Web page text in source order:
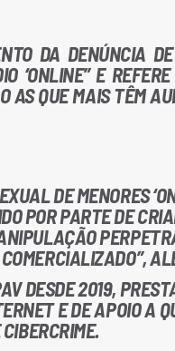
DA DENÚNCIA
‘ONLINE” E
AS QUE MAIS TÊM
DE MENORES
POR PARTE DE
DESDE 2019,
E DE APOIO A